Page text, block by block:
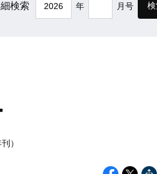
検索 年 月号
）